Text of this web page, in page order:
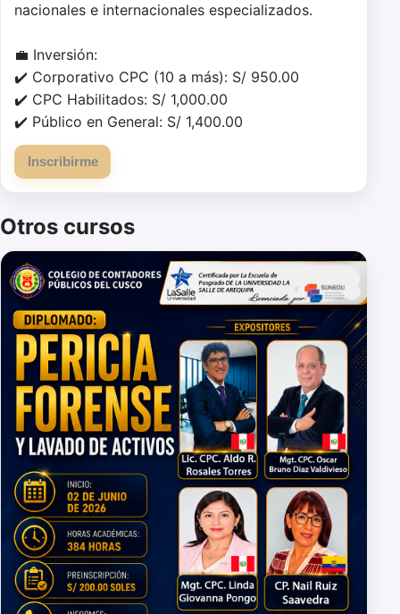
nacionales e internacionales especializados.
💼 Inversión:
✔️ Corporativo CPC (10 a más): S/ 950.00
✔️ CPC Habilitados: S/ 1,000.00
✔️ Público en General: S/ 1,400.00
Inscribirme
Otros cursos